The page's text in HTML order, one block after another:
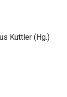
Kuttler (Hg.)